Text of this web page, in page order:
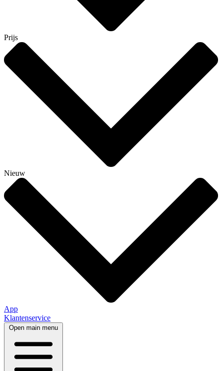
Prijs
Nieuw
App
Klantenservice
Open main menu